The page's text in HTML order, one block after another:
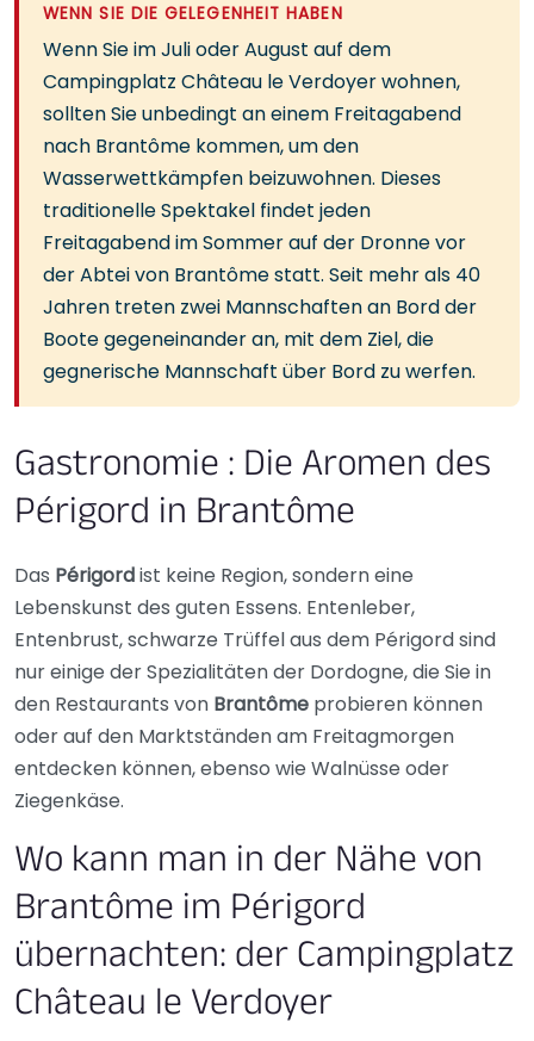
WENN SIE DIE GELEGENHEIT HABEN
Wenn Sie im Juli oder August auf dem
Campingplatz Château le Verdoyer wohnen,
sollten Sie unbedingt an einem Freitagabend
nach Brantôme kommen, um den
Wasserwettkämpfen beizuwohnen. Dieses
traditionelle Spektakel findet jeden
Freitagabend im Sommer auf der Dronne vor
der Abtei von Brantôme statt. Seit mehr als 40
Jahren treten zwei Mannschaften an Bord der
Boote gegeneinander an, mit dem Ziel, die
gegnerische Mannschaft über Bord zu werfen.
Gastronomie : Die Aromen des
Périgord in Brantôme
Das Périgordist keine Region, sondern eine
Lebenskunst des guten Essens. Entenleber,
Entenbrust, schwarze Trüffel aus dem Périgord sind
nur einige der Spezialitäten der Dordogne, die Sie in
den Restaurants von Brantôme probieren können
oder auf den Marktständen am Freitagmorgen
entdecken können, ebenso wie Walnüsse oder
Ziegenkäse.
Wo kann man in der Nähe von
Brantôme im Périgord
übernachten: der Campingplatz
Château le Verdoyer